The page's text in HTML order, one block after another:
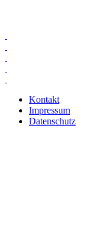
Kontakt
Impressum
Datenschutz